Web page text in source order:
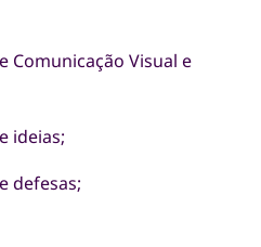
Comunicação Visual e
ideias;
defesas;